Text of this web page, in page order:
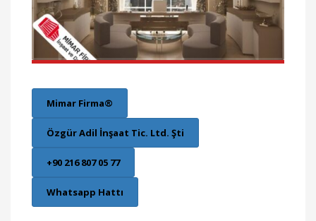
Mimar Firma®
Özgür Adil İnşaat Tic. Ltd. Şti
+90 216 807 05 77
Whatsapp Hattı